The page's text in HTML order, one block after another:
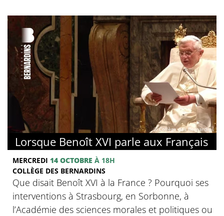
© Collège des Bernardins
Lorsque Benoît XVI parle aux Français
MERCREDI 14 OCTOBRE À 18H
COLLÈGE DES BERNARDINS
Que disait Benoît XVI à la France ? Pourquoi ses
interventions à Strasbourg, en Sorbonne, à
l’Académie des sciences morales et politiques ou